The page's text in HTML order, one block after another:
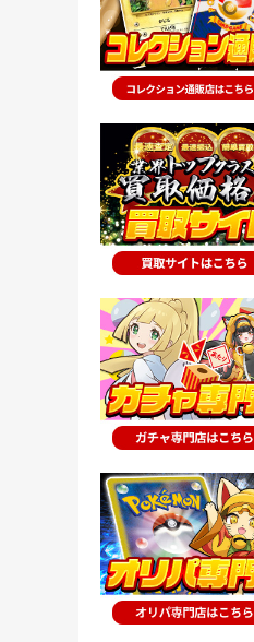
SOLD OUT